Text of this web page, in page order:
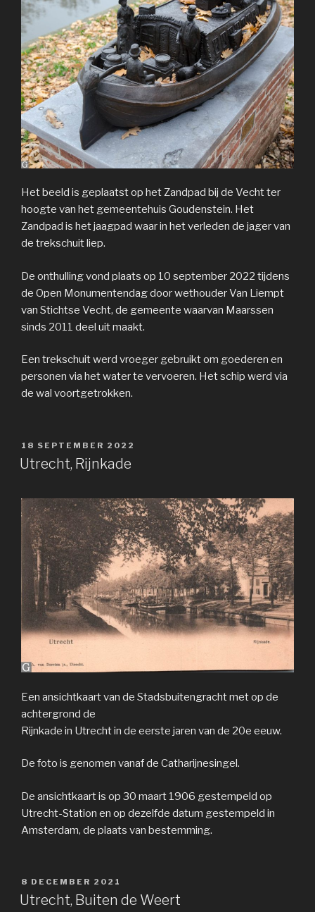
Het beeld is geplaatst op het Zandpad bij de Vecht ter
hoogte van het gemeentehuis Goudenstein. Het
Zandpad is het jaagpad waar in het verleden de jager van
de trekschuit liep.
De onthulling vond plaats op 10 september 2022 tijdens
de Open Monumentendag door wethouder Van Liempt
van Stichtse Vecht, de gemeente waarvan Maarssen
sinds 2011 deel uit maakt.
Een trekschuit werd vroeger gebruikt om goederen en
personen via het water te vervoeren. Het schip werd via
de wal voortgetrokken.
GEPLAATST
OP
18 SEPTEMBER 2022
Utrecht, Rijnkade
Een ansichtkaart van de Stadsbuitengracht met op de
achtergrond de
Rijnkade in Utrecht in de eerste jaren van de 20e eeuw.
De foto is genomen vanaf de Catharijnesingel.
De ansichtkaart is op 30 maart 1906 gestempeld op
Utrecht-Station en op dezelfde datum gestempeld in
Amsterdam, de plaats van bestemming.
GEPLAATST
OP
8 DECEMBER 2021
Utrecht, Buiten de Weert